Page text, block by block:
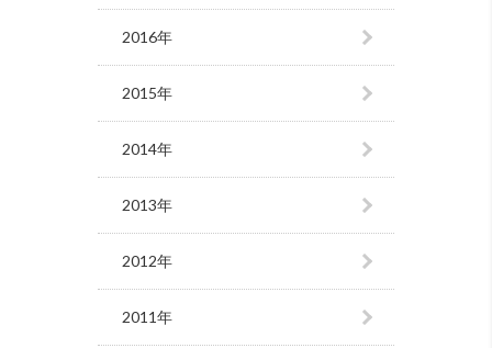
2016年
2015年
2014年
2013年
2012年
2011年